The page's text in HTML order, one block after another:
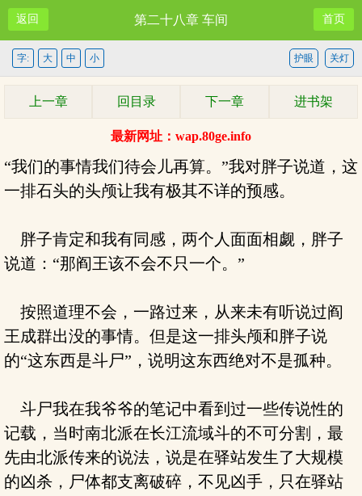
返回 第二十八章 车间 首页
关灯
护眼
字: 大 中 小
上一章 回目录 下一章 进书架
最新网址：wap.80ge.info
“我们的事情我们待会儿再算。”我对胖子说道，这
一排石头的头颅让我有极其不详的预感。
胖子肯定和我有同感，两个人面面相觑，胖子
说道：“那阎王该不会不只一个。”
按照道理不会，一路过来，从来未有听说过阎
王成群出没的事情。但是这一排头颅和胖子说
的“这东西是斗尸”，说明这东西绝对不是孤种。
斗尸我在我爷爷的笔记中看到过一些传说性的
记载，当时南北派在长江流域斗的不可分割，最
先由北派传来的说法，说是在驿站发生了大规模
的凶杀，尸体都支离破碎，不见凶手，只在驿站